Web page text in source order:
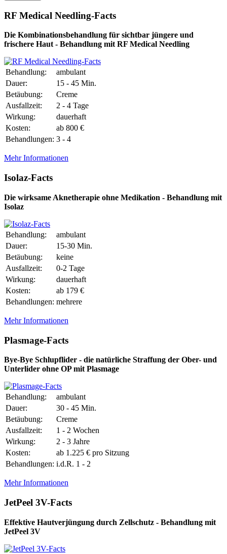
RF Medical Needling-Facts
Die Kombinationsbehandlung für sichtbar jüngere und
frischere Haut - Behandlung mit RF Medical Needling
Behandlung:
ambulant
Dauer:
15 - 45 Min.
Betäubung:
Creme
Ausfallzeit:
2 - 4 Tage
Wirkung:
dauerhaft
Kosten:
ab 800 €
Behandlungen: 3 - 4
Mehr Informationen
Isolaz-Facts
Die wirksame Aknetherapie ohne Medikation - Behandlung mit
Isolaz
Behandlung:
ambulant
Dauer:
15-30 Min.
Betäubung:
keine
Ausfallzeit:
0-2 Tage
Wirkung:
dauerhaft
Kosten:
ab 179 €
Behandlungen: mehrere
Mehr Informationen
Plasmage-Facts
Bye-Bye Schlupflider - die natürliche Straffung der Ober- und
Unterlider ohne OP mit Plasmage
Behandlung:
ambulant
Dauer:
30 - 45 Min.
Betäubung:
Creme
Ausfallzeit:
1 - 2 Wochen
Wirkung:
2 - 3 Jahre
Kosten:
ab 1.225 € pro Sitzung
Behandlungen: i.d.R. 1 - 2
Mehr Informationen
JetPeel 3V-Facts
Effektive Hautverjüngung durch Zellschutz - Behandlung mit
JetPeel 3V